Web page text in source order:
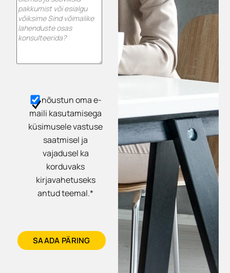
nõustun oma e-
maili kasutamisega
küsimusele vastuse
saatmisel ja
vajadusel ka
korduvaks
kirjavahetuseks
antud teemal.*